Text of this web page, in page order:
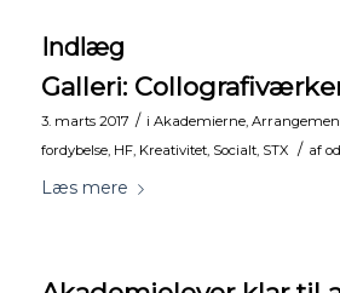
Indlæg
Galleri:
3. marts 2017 / i Akademierne,
fordybelse, HF, Kreativitet, Socialt, STX / af
Læs mere